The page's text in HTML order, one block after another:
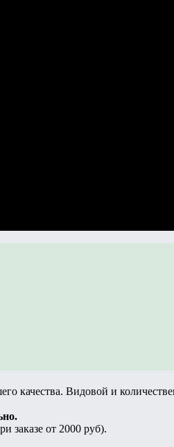
качества. Видовой и
заказе от 2000 руб).